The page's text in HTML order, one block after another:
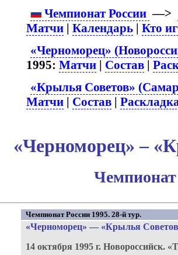
Чемпионат России —>
Матчи |Календарь |Кто
«Черноморец»
1995:Матчи | Состав |
«Крылья Советов»
Матчи | Состав |
«Черноморец» –
Чемпионат
Чемпионат России 1995. 28-й тур.
«Черноморец» — «Крылья
14 октября 1995 г. Новороссийск.